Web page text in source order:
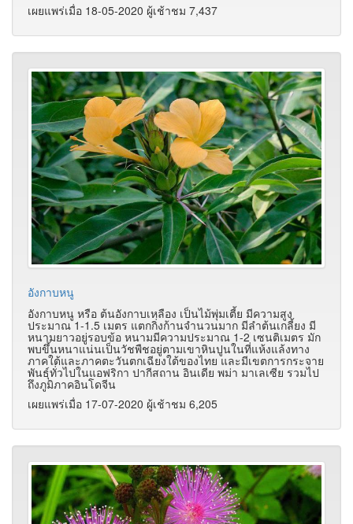
เผยแพร่เมื่อ 18-05-2020 ผู้เช้าชม 7,437
อังกาบหนู
อังกาบหนู หรือ ต้นอังกาบเหลือง เป็นไม้พุ่มเตี้ย มีความสูง
ประมาณ 1-1.5 เมตร แตกกิ่งก้านจำนวนมาก มีลำต้นเกลี้ยง มี
หนามยาวอยู่รอบข้อ หนามมีความประมาณ 1-2 เซนติเมตร มัก
พบขึ้นหนาแน่นเป็นวัชพืชอยู่ตามเขาหินปูนในที่แห้งแล้งทาง
ภาคใต้และภาคตะวันตกเฉียงใต้ของไทย และมีเขตการกระจาย
พันธุ์ทั่วไปในแอฟริกา ปากีสถาน อินเดีย พม่า มาเลเซีย รวมไป
ถึงภูมิภาคอินโดจีน
เผยแพร่เมื่อ 17-07-2020 ผู้เช้าชม 6,205